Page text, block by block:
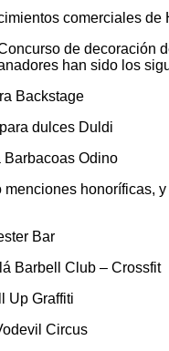
comerciales de
de decoración
han sido los
Backstage
dulces Duldi
Barbacoas Odino
honoríficas,
Bar
Barbell Club – Crossfit
Up Graffiti
Circus